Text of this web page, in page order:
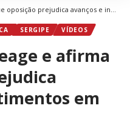
avanços e investimentos em Lagarto
SERGIPE VÍDEOS
e afirma
em